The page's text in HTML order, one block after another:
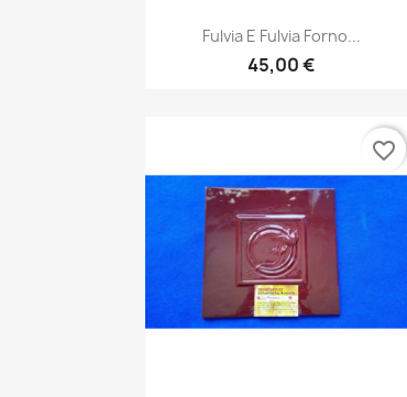
Anteprima
Fulvia E Fulvia Forno...
45,00 €
favorite_border